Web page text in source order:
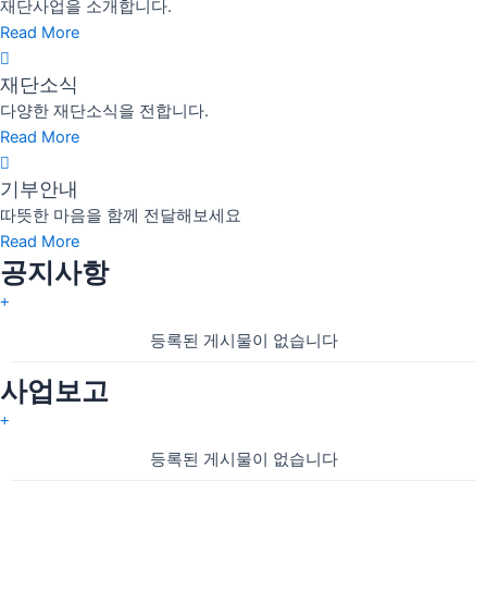
재단사업을 소개합니다.
Read More
재단소식
다양한 재단소식을 전합니다.
Read More
기부안내
따뜻한 마음을 함께 전달해보세요
Read More
공지사항
등록된 게시물이 없습니다
사업보고
등록된 게시물이 없습니다